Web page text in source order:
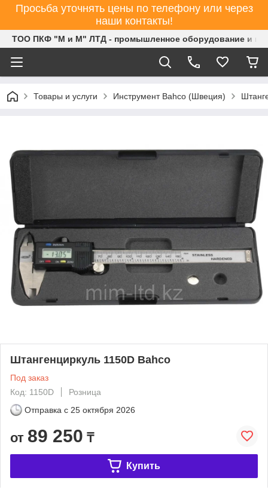
Просьба уточнять цены по телефону или через
наши контакты!
ТОО ПКФ "М и М" ЛТД - промышленное оборудование и
Товары и услуги Инструмент Bahco (Швеция)
Штангенциркуль 1150D Bahco
Под заказ
Код: 1150D
Розница
Отправка с 25 октября 2026
от 89 250 ₸
Купить